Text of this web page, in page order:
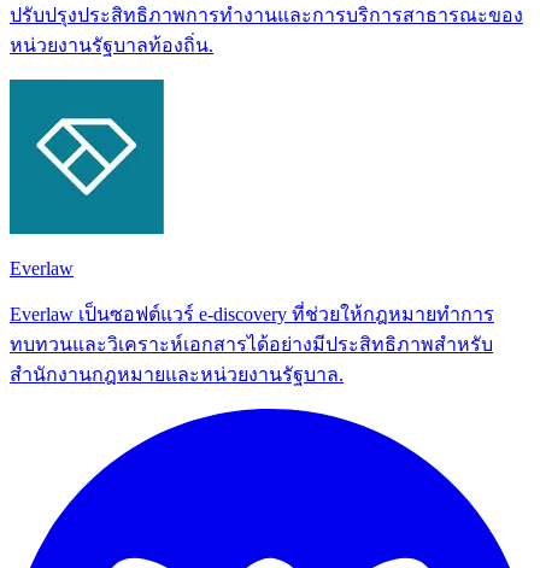
ปรับปรุงประสิทธิภาพการทำงานและการบริการสาธารณะของ
หน่วยงานรัฐบาลท้องถิ่น.
Everlaw
Everlaw เป็นซอฟต์แวร์ e-discovery ที่ช่วยให้กฎหมายทำการ
ทบทวนและวิเคราะห์เอกสารได้อย่างมีประสิทธิภาพสำหรับ
สำนักงานกฎหมายและหน่วยงานรัฐบาล.